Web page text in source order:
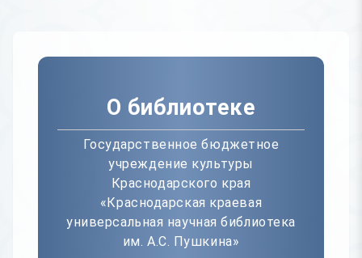
О библиотеке
Государственное бюджетное
учреждение культуры
Краснодарского края
«Краснодарская краевая
универсальная научная библиотека
им. А.С. Пушкина»